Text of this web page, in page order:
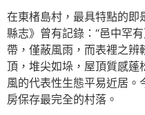
在東楮島村，最具特點的即
縣志》曾有記錄：“邑中罕
帶，僅蔽風雨，而表裡之辨
頂，堆尖如垛，屋頂質感蓬
風的代表性生態平易近居
房保存最完全的村落。